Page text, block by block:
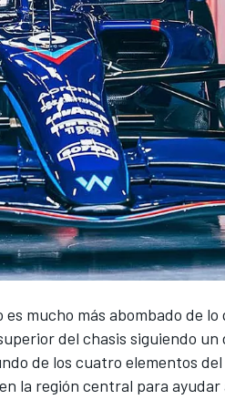
mucho más abombado de lo
del chasis siguiendo un
de los cuatro elementos
la región central para